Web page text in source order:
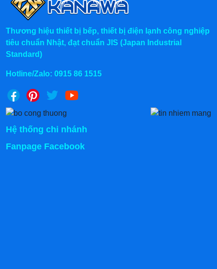
Thương hiệu thiết bị bếp, thiết bị điện lạnh công nghiệp
tiêu chuẩn Nhật, đạt chuẩn JIS (Japan Industrial
Standard)
Hotline/Zalo: 0915 86 1515
Hệ thống chi nhánh
Fanpage Facebook